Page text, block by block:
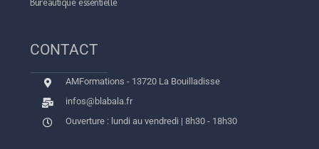
CONTACT
AMFormations - 13720 La Bouilladisse
infos@blabala.fr
Ouverture : lundi au vendredi | 8h30 - 18h30